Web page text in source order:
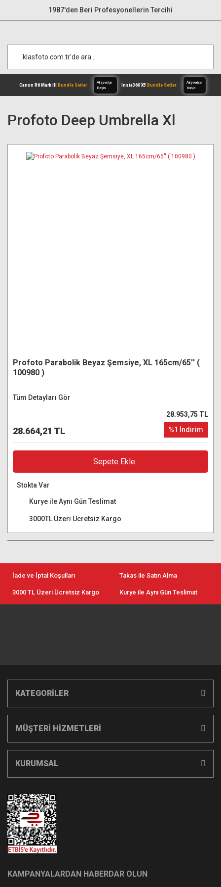
1987'den Beri Profesyonellerin Tercihi
Başla
Profoto Deep Umbrella Xl
Profoto Parabolik Beyaz Şemsiye, XL 165cm/65'' (
100980 )
Tüm Detayları Gör
28.664,21 TL
28.953,75 TL
%1 İndirim
Sepete Ekle
Stokta Var
Kurye ile Aynı Gün Teslimat
3000TL Üzeri Ücretsiz Kargo
İade ve İptal Koşulları Takas ile Satın Alma
3000 TL Üzeri Ücretsiz Kargo Kurye ile Aynı Gün Teslimat
KATEGORİLER
MÜŞTERİ HİZMETLERİ
KURUMSAL
KAMPANYALARDAN HABERDAR OLUN